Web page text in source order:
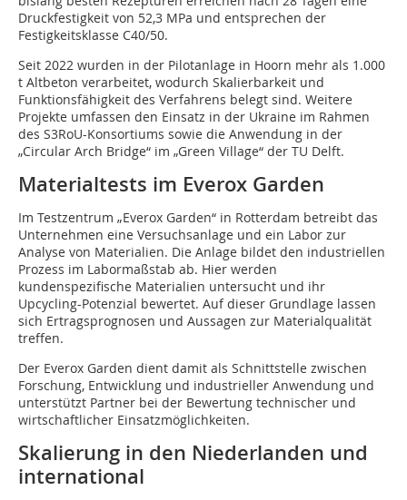
Druckfestigkeit von 52,3 MPa und entsprechen der
Festigkeitsklasse C40/50.
Seit 2022 wurden in der Pilotanlage in Hoorn mehr als 1.000
t Altbeton verarbeitet, wodurch Skalierbarkeit und
Funktionsfähigkeit des Verfahrens belegt sind. Weitere
Projekte umfassen den Einsatz in der Ukraine im Rahmen
des S3RoU-Konsortiums sowie die Anwendung in der
„Circular Arch Bridge“ im „Green Village“ der TU Delft.
Materialtests im Everox Garden
Im Testzentrum „Everox Garden“ in Rotterdam betreibt das
Unternehmen eine Versuchsanlage und ein Labor zur
Analyse von Materialien. Die Anlage bildet den industriellen
Prozess im Labormaßstab ab. Hier werden
kundenspezifische Materialien untersucht und ihr
Upcycling-Potenzial bewertet. Auf dieser Grundlage lassen
sich Ertragsprognosen und Aussagen zur Materialqualität
treffen.
Der Everox Garden dient damit als Schnittstelle zwischen
Forschung, Entwicklung und industrieller Anwendung und
unterstützt Partner bei der Bewertung technischer und
wirtschaftlicher Einsatzmöglichkeiten.
Skalierung in den Niederlanden und
international